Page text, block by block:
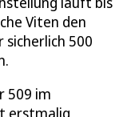
Viten den
sicherlich 500
509 im